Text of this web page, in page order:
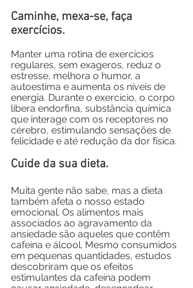
Caminhe, mexa-se, faça
exercícios.
Manter uma rotina de exercícios
regulares, sem exageros, reduz o
estresse, melhora o humor, a
autoestima e aumenta os níveis de
energia. Durante o exercício, o corpo
libera endorfina, substância química
que interage com os receptores no
cérebro, estimulando sensações de
felicidade e até redução da dor física.
Cuide da sua dieta.
Muita gente não sabe, mas a dieta
também afeta o nosso estado
emocional. Os alimentos mais
associados ao agravamento da
ansiedade são aqueles que contêm
cafeína e álcool. Mesmo consumidos
em pequenas quantidades, estudos
descobriram que os efeitos
estimulantes da cafeína podem